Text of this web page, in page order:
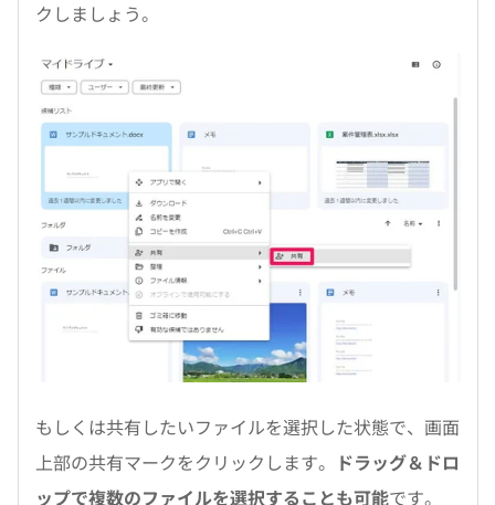
クしましょう。
もしくは共有したいファイルを選択した状態で、画面
上部の共有マークをクリックします。 ドラッグ＆ドロ
ップで複数のファイルを選択することも可能です。